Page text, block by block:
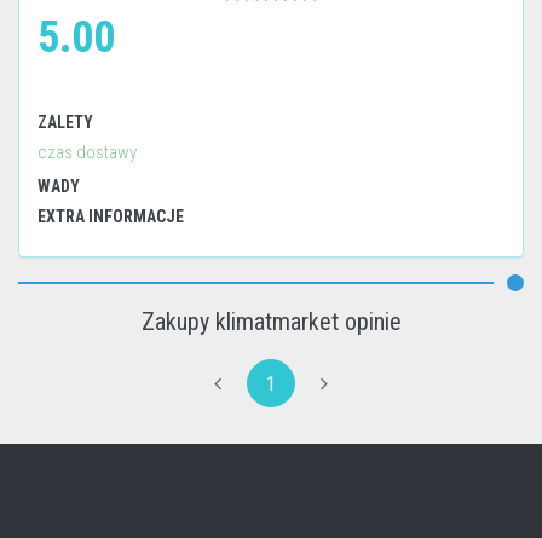
5.00
ZALETY
czas dostawy
WADY
EXTRA INFORMACJE
Zakupy klimatmarket opinie
1